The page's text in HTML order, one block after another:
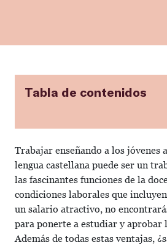
Tabla de contenidos
Trabajar enseñando a los jóvenes
lengua castellana puede ser un
las fascinantes funciones de la
condiciones laborales que
un salario atractivo, no
para ponerte a estudiar y aprobar
Además de todas estas ventajas,